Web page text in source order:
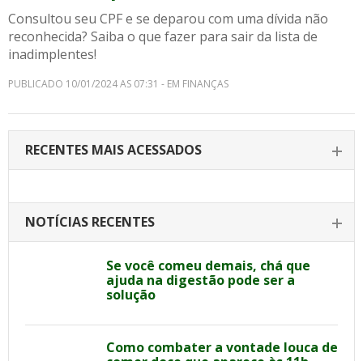
Consultou seu CPF e se deparou com uma dívida não
reconhecida? Saiba o que fazer para sair da lista de
inadimplentes!
PUBLICADO 10/01/2024 AS 07:31 - EM FINANÇAS
RECENTES MAIS ACESSADOS
NOTÍCIAS RECENTES
Se você comeu demais, chá que
ajuda na digestão pode ser a
solução
Como combater a vontade louca de